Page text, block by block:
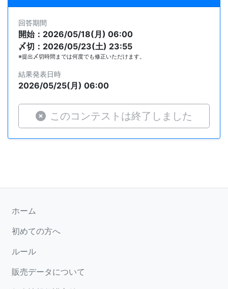
回答期間
開始：2026/05/18(月) 06:00
〆切：2026/05/23(土) 23:55
※提出〆切時間までは何度でも修正いただけます。
結果発表日時
2026/05/25(月) 06:00
このコンテストは終了しました
ホーム
初めての方へ
ルール
販売データについて